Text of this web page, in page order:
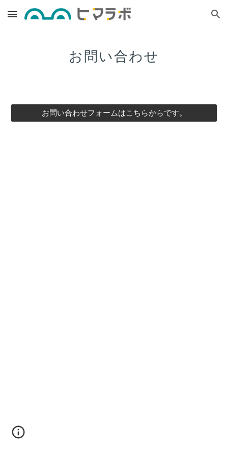
Skip to main content Skip to navigation
お問い合わせ
お問い合わせフォームはこちらからです。